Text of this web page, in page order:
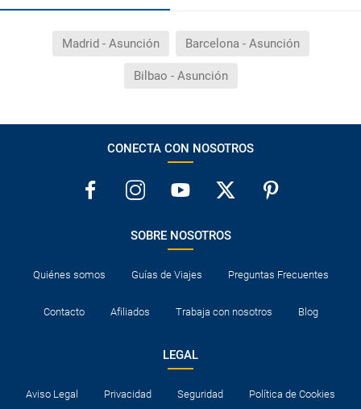
Madrid - Asunción Barcelona - Asunción
Bilbao - Asunción
CONECTA CON NOSOTROS
SOBRE NOSOTROS
Quiénes somos Guías de Viajes Preguntas Frecuentes
Contacto Afiliados Trabaja con nosotros Blog
LEGAL
Aviso Legal Privacidad Seguridad Política de Cookies